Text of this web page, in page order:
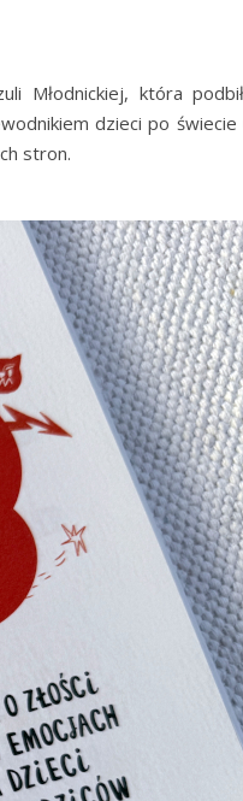
Młodnickiej, która
dzieci po
stron.